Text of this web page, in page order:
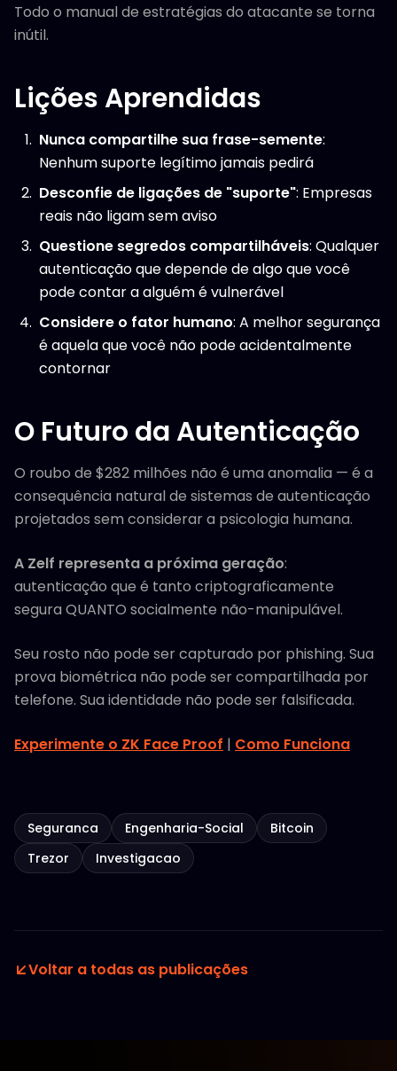
Todo o manual de estratégias do atacante se torna
inútil.
Lições Aprendidas
Nunca compartilhe sua frase-semente:
Nenhum suporte legítimo jamais pedirá
Desconfie de ligações de "suporte": Empresas
reais não ligam sem aviso
Questione segredos compartilháveis: Qualquer
autenticação que depende de algo que você
pode contar a alguém é vulnerável
Considere o fator humano: A melhor segurança
é aquela que você não pode acidentalmente
contornar
O Futuro da Autenticação
O roubo de $282 milhões não é uma anomalia — é a
consequência natural de sistemas de autenticação
projetados sem considerar a psicologia humana.
A Zelf representa a próxima geração:
autenticação que é tanto criptograficamente
segura QUANTO socialmente não-manipulável.
Seu rosto não pode ser capturado por phishing. Sua
prova biométrica não pode ser compartilhada por
telefone. Sua identidade não pode ser falsificada.
Experimente o ZK Face Proof | Como Funciona
Seguranca Engenharia-Social
Bitcoin
Trezor
Investigacao
Voltar a todas as publicações